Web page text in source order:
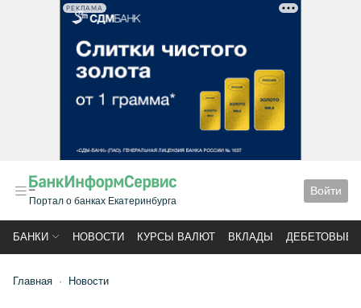
РЕКЛАМА
Портал о банках Екатеринбурга
Войти
БАНКИ НОВОСТИ КУРСЫ ВАЛЮТ ВКЛАДЫ ДЕБЕТОВЫЕ
Главная Новости